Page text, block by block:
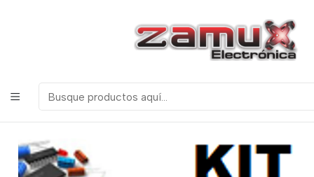
ELECTRONICOS, ROBOTICA & TECNOLOGIA
KIT INTERMEDIO DE ELECTRONICA